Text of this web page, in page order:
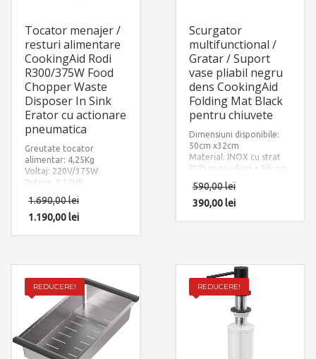
Tocator menajer /
resturi alimentare
CookingAid Rodi
R300/375W Food
Chopper Waste
Disposer In Sink
Erator cu actionare
pneumatica
Greutate tocator
alimentar: 4,25Kg
Voltaj: 220V/375W
Putere: 0.50HP
Sistem de tocare din otel
inoxidabil
1.690,00lei
1.190,00lei
Scurgator
multifunctional /
Gratar / Suport
vase pliabil negru
dens CookingAid
Folding Mat Black
pentru chiuvete
Dimensiuni disponibile:
50cm x32cm
Material: INOX cu strat
PVD negru dens + Silicon
negru aderent pe margini
590,00lei
390,00lei
REDUCERE! REDUCERE!